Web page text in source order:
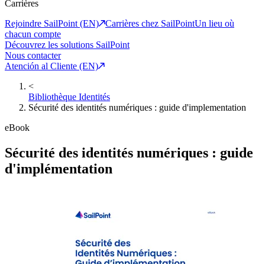
Carrières
Rejoindre SailPoint (EN)
Carrières chez SailPointUn lieu où
chacun compte
Découvrez les solutions SailPoint
Nous contacter
Atención al Cliente (EN)
<
Bibliothèque Identités
Sécurité des identités numériques : guide d'implementation
eBook
Sécurité des identités numériques : guide
d'implémentation